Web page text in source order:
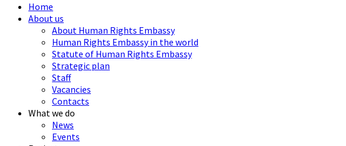
Home
About us
About Human Rights Embassy
Human Rights Embassy in the world
Statute of Human Rights Embassy
Strategic plan
Staff
Vacancies
Contacts
What we do
News
Events